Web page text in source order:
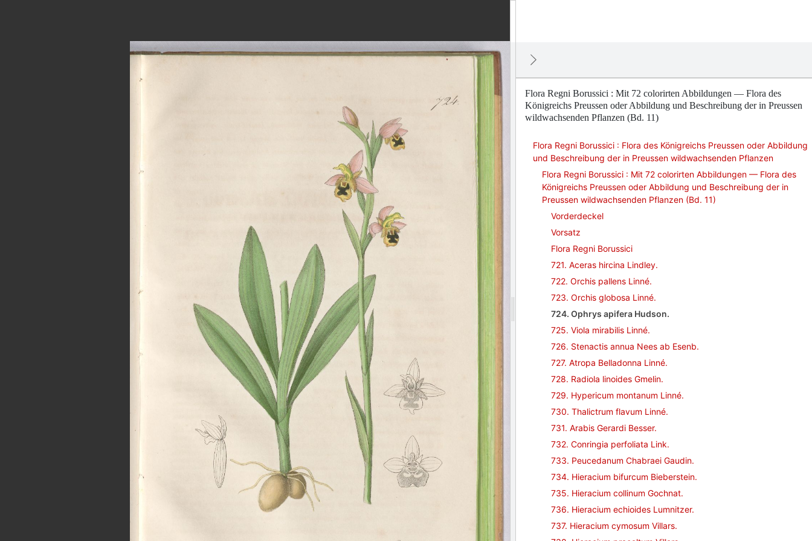
Flora Regni Borussici : Mit 72 colorirten Abbildungen — Flora des
Königreichs Preussen oder Abbildung und Beschreibung der in Preussen
wildwachsenden Pflanzen (Bd. 11)
Flora Regni Borussici : Flora des Königreichs Preussen oder Abbildung
und Beschreibung der in Preussen wildwachsenden Pflanzen
Flora Regni Borussici : Mit 72 colorirten Abbildungen — Flora des
Königreichs Preussen oder Abbildung und Beschreibung der in
Preussen wildwachsenden Pflanzen (Bd. 11)
Vorderdeckel
Vorsatz
Flora Regni Borussici
721. Aceras hircina Lindley.
722. Orchis pallens Linné.
723. Orchis globosa Linné.
724. Ophrys apifera Hudson.
725. Viola mirabilis Linné.
726. Stenactis annua Nees ab Esenb.
727. Atropa Belladonna Linné.
728. Radiola linoides Gmelin.
729. Hypericum montanum Linné.
730. Thalictrum flavum Linné.
731. Arabis Gerardi Besser.
732. Conringia perfoliata Link.
733. Peucedanum Chabraei Gaudin.
734. Hieracium bifurcum Bieberstein.
735. Hieracium collinum Gochnat.
736. Hieracium echioides Lumnitzer.
737. Hieracium cymosum Villars.